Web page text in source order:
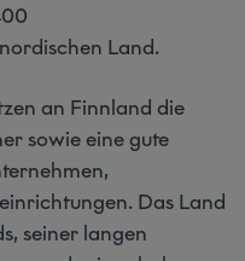
Land.
an Finnland die
sowie eine gute
Das Land
seiner langen